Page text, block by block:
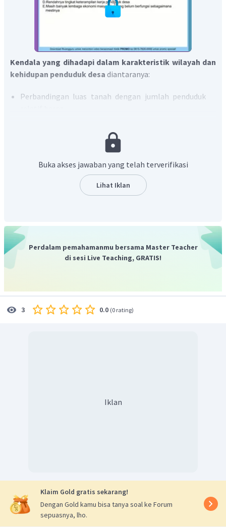
Kendala yang dihadapi dalam karakteristik wilayah dan
kehidupan penduduk desa diantaranya:
Perbandingan luas tanah dengan jumlah penduduk
dan keterampilan kerja penduduk desa.
Tingkat kematian penduduk yang tinggi.
melaksanakan pembangunan.
Kurangnya prasarana desa.
berkaitan dengan kehidupan masyarakat adalah masih
banyak lembaga ekonomi masyarakat yang belum
berfungsi sebagaimana mestinya karena itu termasuk
kedalam kendala yang dihadapi pemerintah desa.
Buka akses jawaban yang telah terverifikasi
Lihat Iklan
Perdalam pemahamanmu bersama Master Teacher
di sesi Live Teaching, GRATIS!
3 0.0 (0 rating)
Iklan
Klaim Gold gratis sekarang!
Dengan Gold kamu bisa tanya soal ke Forum
sepuasnya, lho.